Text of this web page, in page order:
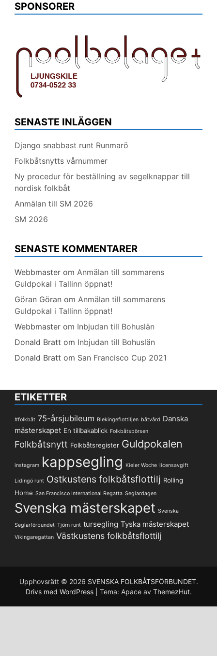
SPONSORER
SENASTE INLÄGGEN
Django snabbast runt Runmarö
Folkbåtsnytts vårnummer
Ny procedur för beställning av segelknappar till
nordisk folkbåt
Anmälan till SM 2026
SM 2026
SENASTE KOMMENTARER
Webbmaster om Anmälan till sommarens
Guldpokal i Tallinn öppnat!
Göran Göran om Anmälan till sommarens
Guldpokal i Tallinn öppnat!
Webbmaster om Inbjudan till Bohuslän
Donald Bratt om Inbjudan till Bohuslän
Donald Bratt om San Francisco Cup 2021
ETIKETTER
#folkbåt 75-årsjubileum Blekingeflottiljen båtvård Danska
mästerskapet En tillbakablick Folkbåtsbörsen
Folkbåtsnytt Folkbåtsregister Guldpokalen
instagram kappsegling Kieler Woche licensavgift
Lidingö runt Ostkustens folkbåtsflottilj Rolling
Home San Francisco International Regatta Seglardagen
Svenska mästerskapet Svenska
Seglarförbundet Tjörn runt tursegling Tyska mästerskapet
Vikingaregattan Västkustens folkbåtsflottilj
Upphovsrätt © 2026 SVENSKA FOLKBÅTSFÖRBUNDET.
Drivs med WordPress
Tema: Apace av ThemezHut.